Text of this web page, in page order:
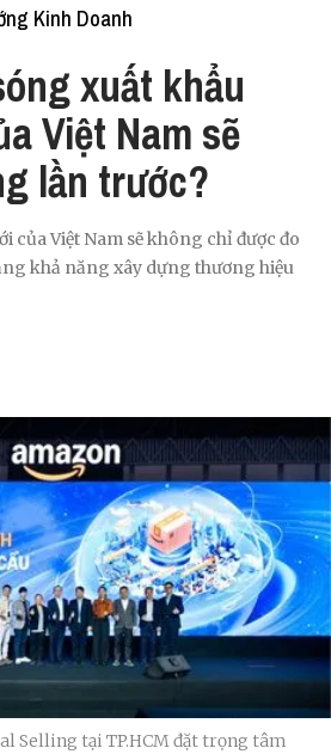
Kinh Doanh
xuất khẩu
Việt Nam sẽ
lần trước?
của Việt Nam sẽ không chỉ được đo
khả năng xây dựng thương hiệu
Selling tại TP.HCM đặt trọng tâm